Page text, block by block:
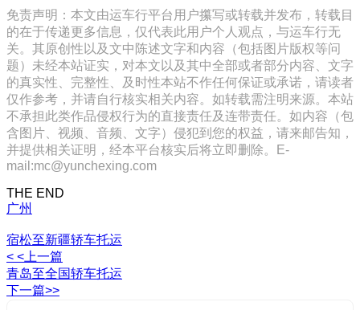
免责声明：本文由运车行平台用户攥写或转载并发布，转载目
的在于传递更多信息，仅代表此用户个人观点，与运车行无
关。其原创性以及文中陈述文字和内容（包括图片版权等问
题）未经本站证实，对本文以及其中全部或者部分内容、文字
的真实性、完整性、及时性本站不作任何保证或承诺，请读者
仅作参考，并请自行核实相关内容。如转载需注明来源。本站
不承担此类作品侵权行为的直接责任及连带责任。如内容（包
含图片、视频、音频、文字）侵犯到您的权益，请来邮告知，
并提供相关证明，经本平台核实后将立即删除。E-
mail:mc@yunchexing.com
THE END
广州
宿松至新疆轿车托运
< <上一篇
青岛至全国轿车托运
下一篇>>